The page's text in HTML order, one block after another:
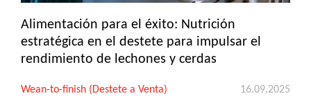
Alimentación para el éxito: Nutrición
estratégica en el destete para impulsar el
rendimiento de lechones y cerdas
Wean-to-finish (Destete a Venta) 16.09.2025